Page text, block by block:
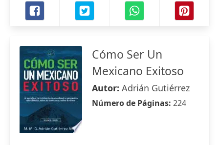
Cómo Ser Un
Mexicano Exitoso
Autor: Adrián Gutiérrez
Número de Páginas: 224